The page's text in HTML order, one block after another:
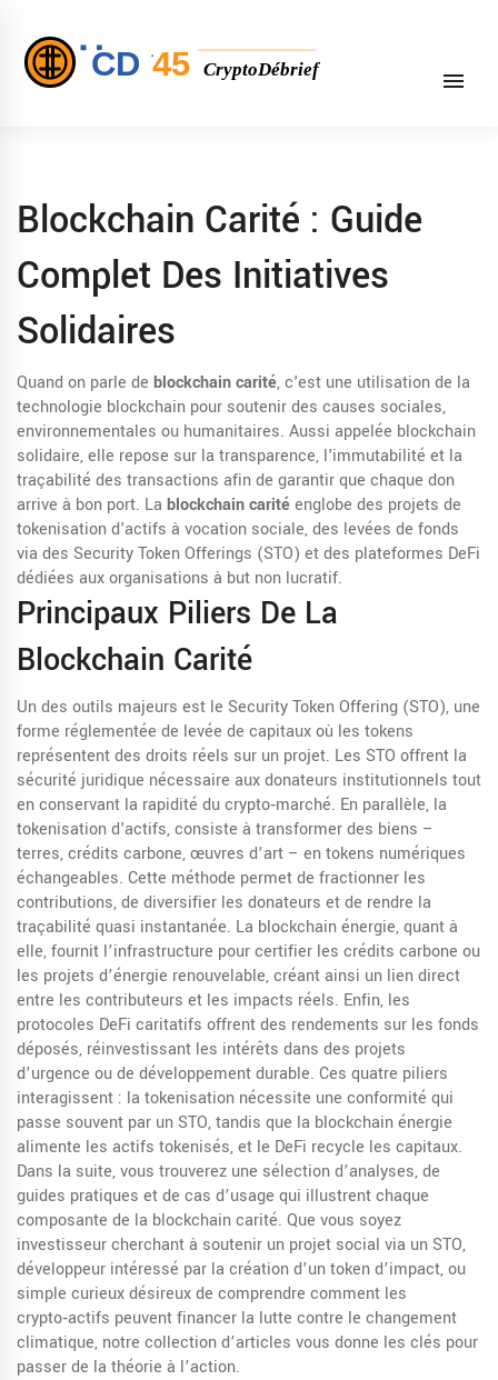
Blockchain Carité : Guide
Complet Des Initiatives
Solidaires
Quand on parle de blockchain carité,c'est une utilisation de la
technologie blockchain pour soutenir des causes sociales,
environnementales ou humanitaires. Aussi appelée blockchain
solidaire, elle repose sur la transparence, l'immutabilité et la
traçabilité des transactions afin de garantir que chaque don
arrive à bon port. La blockchain carité englobe des projets de
tokenisation d'actifs à vocation sociale, des levées de fonds
via des Security Token Offerings (STO) et des plateformes DeFi
dédiées aux organisations à but non lucratif.
Principaux Piliers De La
Blockchain Carité
Un des outils majeurs est le Security Token Offering (STO), une
forme réglementée de levée de capitaux où les tokens
représentent des droits réels sur un projet. Les STO offrent la
sécurité juridique nécessaire aux donateurs institutionnels tout
en conservant la rapidité du crypto‑marché. En parallèle, la
tokenisation d'actifs,consiste à transformer des biens –
terres, crédits carbone, œuvres d’art – en tokens numériques
échangeables. Cette méthode permet de fractionner les
contributions, de diversifier les donateurs et de rendre la
traçabilité quasi instantanée. La blockchain énergie, quant à
elle, fournit l’infrastructure pour certifier les crédits carbone ou
les projets d’énergie renouvelable, créant ainsi un lien direct
entre les contributeurs et les impacts réels. Enfin, les
protocoles DeFi caritatifs offrent des rendements sur les fonds
déposés, réinvestissant les intérêts dans des projets
d’urgence ou de développement durable. Ces quatre piliers
interagissent : la tokenisation nécessite une conformité qui
passe souvent par un STO, tandis que la blockchain énergie
alimente les actifs tokenisés, et le DeFi recycle les capitaux.
Dans la suite, vous trouverez une sélection d’analyses, de
guides pratiques et de cas d’usage qui illustrent chaque
composante de la blockchain carité. Que vous soyez
investisseur cherchant à soutenir un projet social via un STO,
développeur intéressé par la création d’un token d’impact, ou
simple curieux désireux de comprendre comment les
crypto‑actifs peuvent financer la lutte contre le changement
climatique, notre collection d’articles vous donne les clés pour
passer de la théorie à l’action.